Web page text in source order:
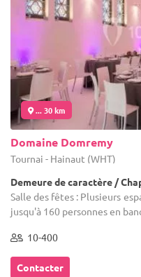
... 30 km
Domaine Domremy
Tournai - Hainaut (WHT)
Demeure de caractère /
Salle des fêtes : Plusieurs
jusqu'à 160 personnes en
10-400
Contacter